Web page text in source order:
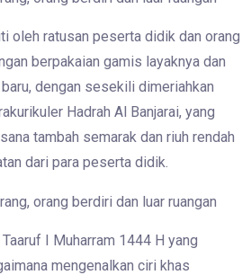
oleh ratusan peserta didik dan orang
berpakaian gamis layaknya dan
dengan sesekili dimeriahkan
Hadrah Al Banjarai, yang
tambah semarak dan riuh rendah
dari para peserta didik.
I Muharram 1444 H yang
mengenalkan ciri khas